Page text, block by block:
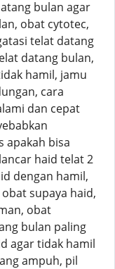
bulan agar
obat cytotec,
telat datang
datang bulan,
hamil, jamu
cara
dan cepat
apakah bisa
haid telat 2
dengan hamil,
supaya haid,
obat
bulan paling
agar tidak hamil
ampuh, pil